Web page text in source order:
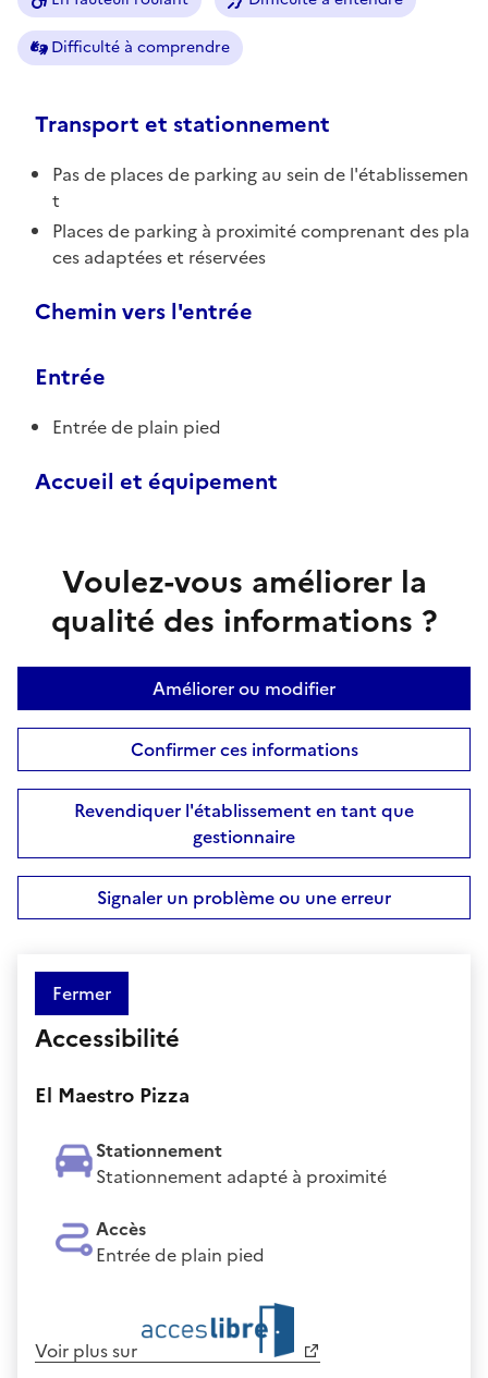
Difficulté à comprendre
Transport et stationnement
Pas de places de parking au sein de l'établissemen
t
Places de parking à proximité comprenant des pla
ces adaptées et réservées
Chemin vers l'entrée
Entrée
Entrée de plain pied
Accueil et équipement
Voulez-vous améliorer la
qualité des informations ?
Améliorer ou modifier
Confirmer ces informations
Revendiquer l'établissement en tant que
gestionnaire
Signaler un problème ou une erreur
Fermer
Accessibilité
El Maestro Pizza
Stationnement
Stationnement adapté à proximité
Accès
Entrée de plain pied
Voir plus sur